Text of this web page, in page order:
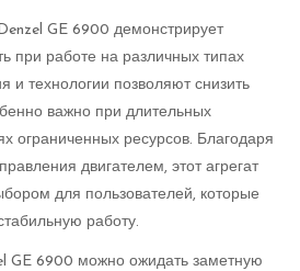
GE 6900 демонстрирует
при работе на различных типах
и технологии позволяют снизить
важно при длительных
ограниченных ресурсов. Благодаря
двигателем, этот агрегат
для пользователей, которые
работу.
GE 6900 можно ожидать заметную